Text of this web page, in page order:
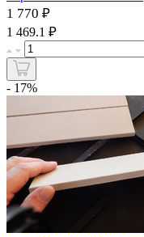
1 770 ₽
1 469.1 ₽
- 17%